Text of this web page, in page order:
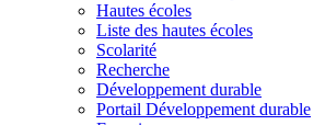
Hautes écoles
Liste des hautes écoles
Scolarité
Recherche
Développement durable
Portail Développement durable